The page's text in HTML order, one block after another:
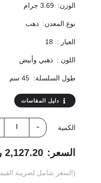
الوزن: 3.69 جرام
نوع المعدن: ذهب
العيار : 18
اللون : ذهبي وأبيض
طول السلسلة: 45 سم
دليل المقاسات
الكمية
السعر: 2,127.20 ريال
(السعر شامل لضريبة القيمة